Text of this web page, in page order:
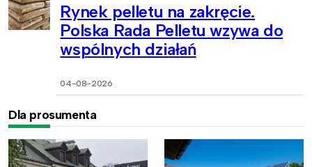
Rynek pelletu na zakręcie.
Polska Rada Pelletu wzywa do
wspólnych działań
04-08-2026
Dla prosumenta